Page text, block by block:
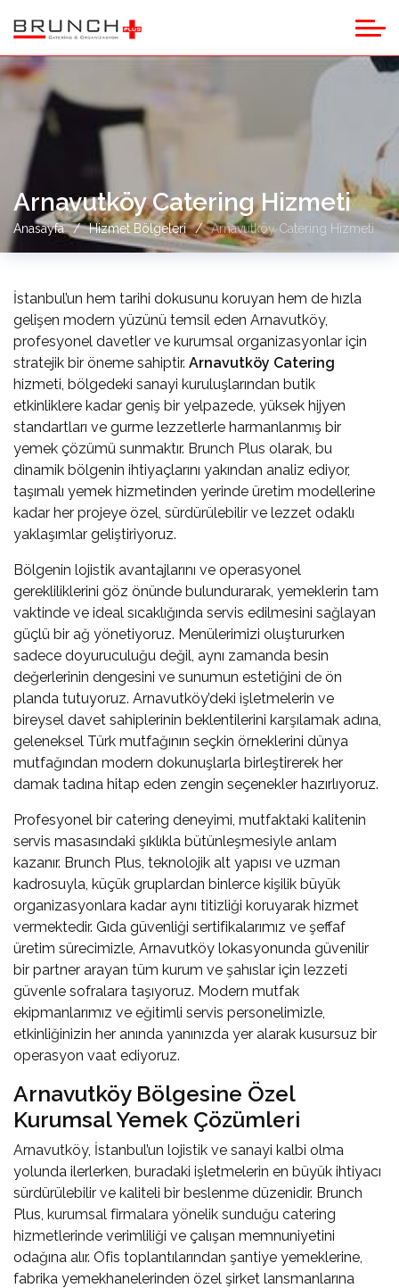
Arnavutköy Catering Hizmeti
Anasayfa Hizmet Bölgeleri Arnavutköy Catering Hizmeti
İstanbul’un hem tarihi dokusunu koruyan hem de hızla
gelişen modern yüzünü temsil eden Arnavutköy,
profesyonel davetler ve kurumsal organizasyonlar için
stratejik bir öneme sahiptir. Arnavutköy Catering
hizmeti, bölgedeki sanayi kuruluşlarından butik
etkinliklere kadar geniş bir yelpazede, yüksek hijyen
standartları ve gurme lezzetlerle harmanlanmış bir
yemek çözümü sunmaktır. Brunch Plus olarak, bu
dinamik bölgenin ihtiyaçlarını yakından analiz ediyor,
taşımalı yemek hizmetinden yerinde üretim modellerine
kadar her projeye özel, sürdürülebilir ve lezzet odaklı
yaklaşımlar geliştiriyoruz.
Bölgenin lojistik avantajlarını ve operasyonel
gerekliliklerini göz önünde bulundurarak, yemeklerin tam
vaktinde ve ideal sıcaklığında servis edilmesini sağlayan
güçlü bir ağ yönetiyoruz. Menülerimizi oluştururken
sadece doyuruculuğu değil, aynı zamanda besin
değerlerinin dengesini ve sunumun estetiğini de ön
planda tutuyoruz. Arnavutköy’deki işletmelerin ve
bireysel davet sahiplerinin beklentilerini karşılamak adına,
geleneksel Türk mutfağının seçkin örneklerini dünya
mutfağından modern dokunuşlarla birleştirerek her
damak tadına hitap eden zengin seçenekler hazırlıyoruz.
Profesyonel bir catering deneyimi, mutfaktaki kalitenin
servis masasındaki şıklıkla bütünleşmesiyle anlam
kazanır. Brunch Plus, teknolojik alt yapısı ve uzman
kadrosuyla, küçük gruplardan binlerce kişilik büyük
organizasyonlara kadar aynı titizliği koruyarak hizmet
vermektedir. Gıda güvenliği sertifikalarımız ve şeffaf
üretim sürecimizle, Arnavutköy lokasyonunda güvenilir
bir partner arayan tüm kurum ve şahıslar için lezzeti
güvenle sofralara taşıyoruz. Modern mutfak
ekipmanlarımız ve eğitimli servis personelimizle,
etkinliğinizin her anında yanınızda yer alarak kusursuz bir
operasyon vaat ediyoruz.
Arnavutköy Bölgesine Özel
Kurumsal Yemek Çözümleri
Arnavutköy, İstanbul’un lojistik ve sanayi kalbi olma
yolunda ilerlerken, buradaki işletmelerin en büyük ihtiyacı
sürdürülebilir ve kaliteli bir beslenme düzenidir. Brunch
Plus, kurumsal firmalara yönelik sunduğu catering
hizmetlerinde verimliliği ve çalışan memnuniyetini
odağına alır. Ofis toplantılarından şantiye yemeklerine,
fabrika yemekhanelerinden özel şirket lansmanlarına